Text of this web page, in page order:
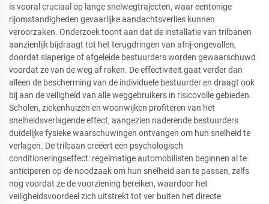
is vooral cruciaal op lange snelwegtrajecten, waar eentonige
rijomstandigheden gevaarlijke aandachtsverlies kunnen
veroorzaken. Onderzoek toont aan dat de installatie van trilbanen
aanzienlijk bijdraagt tot het terugdringen van afrij-ongevallen,
doordat slaperige of afgeleide bestuurders worden gewaarschuwd
voordat ze van de weg af raken. De effectiviteit gaat verder dan
alleen de bescherming van de individuele bestuurder en draagt ook
bij aan de veiligheid van alle weggebruikers in risicovolle gebieden.
Scholen, ziekenhuizen en woonwijken profiteren van het
snelheidsverlagende effect, aangezien naderende bestuurders
duidelijke fysieke waarschuwingen ontvangen om hun snelheid te
verlagen. De trilbaan creëert een psychologisch
conditioneringseffect: regelmatige automobilisten beginnen al te
anticiperen op de noodzaak om hun snelheid aan te passen, zelfs
nog voordat ze de voorziening bereiken, waardoor het
veiligheidsvoordeel zich uitstrekt tot ver buiten het directe